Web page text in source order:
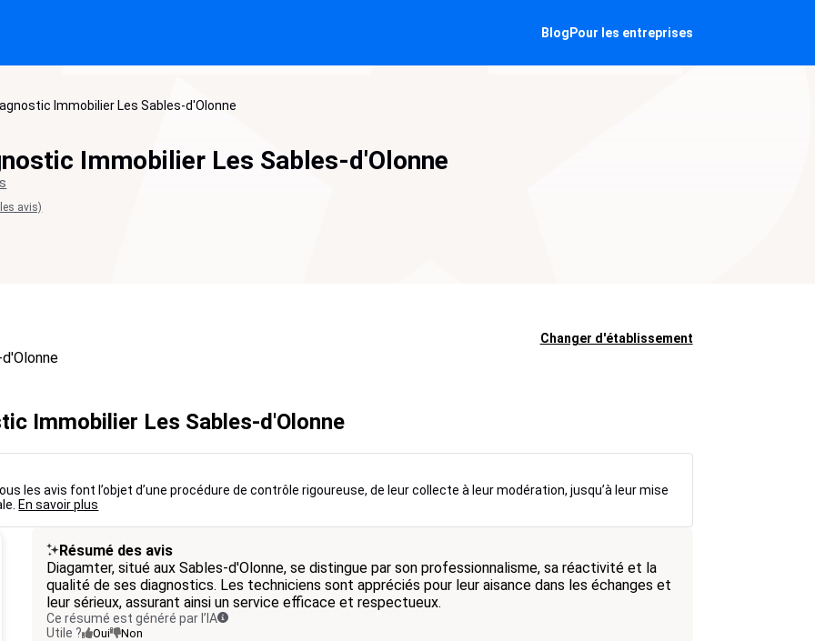
Blog Pour les entreprises
Immobilier Les Sables-d'Olonne
Immobilier Les Sables-d'Olonne
avis)
Changer d'établissement
Immobilier Les Sables-d'Olonne
les avis font l’objet d’une procédure de contrôle rigoureuse, de leur collecte à leur modération, jusqu’à leur mise
En savoir plus
Résumé des avis
Diagamter, situé aux Sables-d'Olonne, se distingue par son professionnalisme, sa réactivité et la
qualité de ses diagnostics. Les techniciens sont appréciés pour leur aisance dans les échanges et
leur sérieux, assurant ainsi un service efficace et respectueux.
Ce résumé est généré par l’IA
Utile ?
Oui Non